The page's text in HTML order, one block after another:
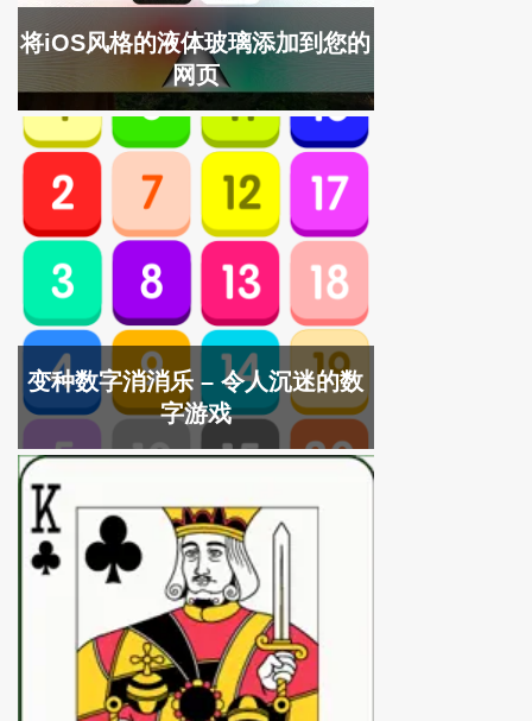
将iOS风格的液体玻璃添加到您的
网页
变种数字消消乐 – 令人沉迷的数
字游戏